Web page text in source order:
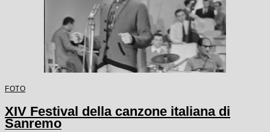
FOTO
XIV Festival della canzone italiana di
Sanremo